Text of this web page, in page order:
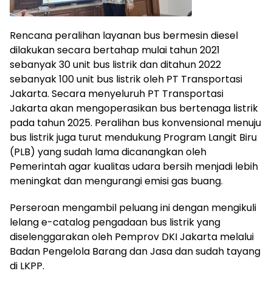
Rencana peralihan layanan bus bermesin diesel
dilakukan secara bertahap mulai tahun 2021
sebanyak 30 unit bus listrik dan ditahun 2022
sebanyak 100 unit bus listrik oleh PT Transportasi
Jakarta. Secara menyeluruh PT Transportasi
Jakarta akan mengoperasikan bus bertenaga listrik
pada tahun 2025. Peralihan bus konvensional menuju
bus listrik juga turut mendukung Program Langit Biru
(PLB) yang sudah lama dicanangkan oleh
Pemerintah agar kualitas udara bersih menjadi lebih
meningkat dan mengurangi emisi gas buang.
Perseroan mengambil peluang ini dengan mengikuli
lelang e-catalog pengadaan bus listrik yang
diselenggarakan oleh Pemprov DKI Jakarta melalui
Badan Pengelola Barang dan Jasa dan sudah tayang
di LKPP.